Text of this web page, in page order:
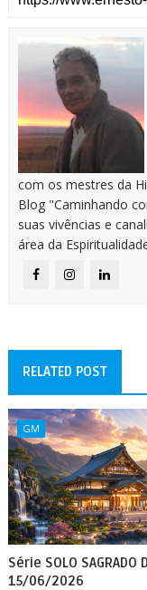
com os mestres da
Blog "Caminhando
suas vivências e
área da
RELATED POST
GM
Série SOLO
15/06/2026